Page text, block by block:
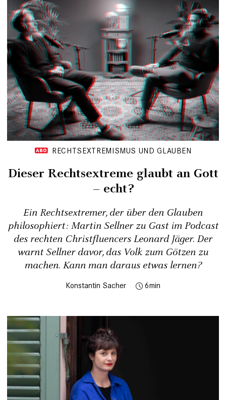
RECHTSEXTREMISMUS UND GLAUBEN
Dieser Rechtsextreme glaubt an Gott
– echt?
Ein Rechtsextremer, der über den Glauben
philosophiert: Martin Sellner zu Gast im Podcast
des rechten Christfluencers Leonard Jäger. Der
warnt Sellner davor, das Volk zum Götzen zu
machen. Kann man daraus etwas lernen?
Konstantin Sacher 6